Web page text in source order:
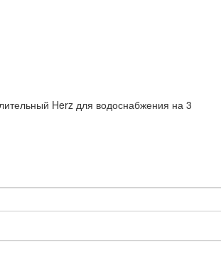
Herz для водоснабжения на 3